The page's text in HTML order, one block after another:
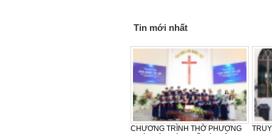
Tin mới nhất
LỄ CẢM TẠ - SINH NHẬT LẦN
CẢM TẠ – SINH